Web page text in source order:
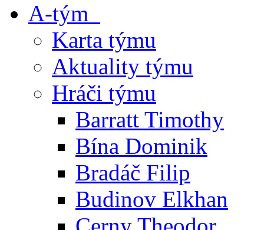
A-tým
Karta týmu
Aktuality týmu
Hráči týmu
Barratt Timothy
Bína Dominik
Bradáč Filip
Budinov Elkhan